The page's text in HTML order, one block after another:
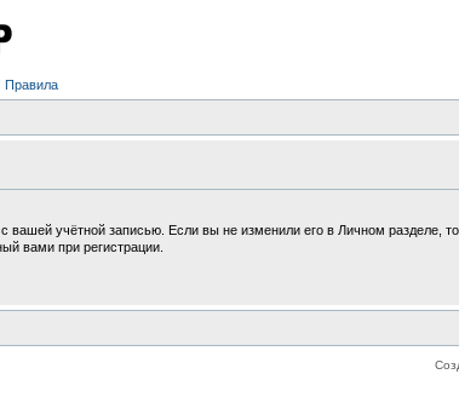
Правила
вашей учётной записью. Если вы не изменили его в Личном разделе, то
вами при регистрации.